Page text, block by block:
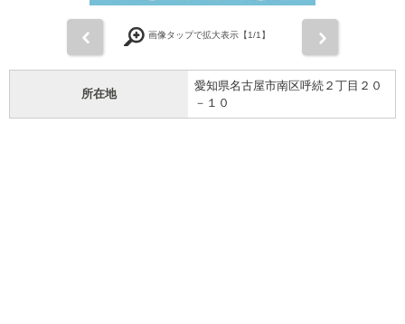
画像タップで拡大表示【1/1】
所在地
愛知県名古屋市南区呼続２丁目２０
－１０